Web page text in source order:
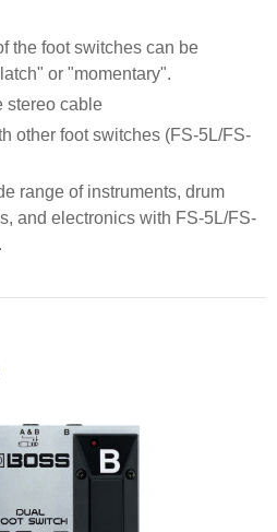
the foot switches can be
or "momentary".
stereo cable
other foot switches (FS-5L/FS-
range of instruments, drum
and electronics with FS-5L/FS-